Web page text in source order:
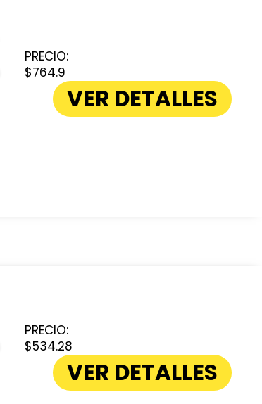
PRECIO:
$764.9
VER DETALLES
PRECIO:
$534.28
VER DETALLES